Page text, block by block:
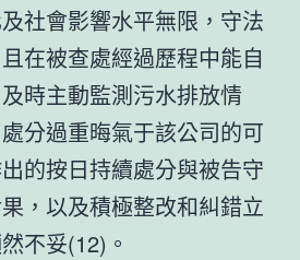
社會影響水平無限，守法
在被查處經過歷程中能自
時主動監測污水排放情
分過重晦氣于該公司的可
的按日持續處分與被告守
，以及積極整改和糾錯立
不妥(12)。